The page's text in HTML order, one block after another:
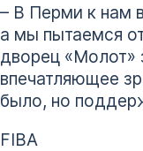
– В Перми к нам
а мы пытаемся
дворец «Молот»
впечатляющее
было, но
FIBA